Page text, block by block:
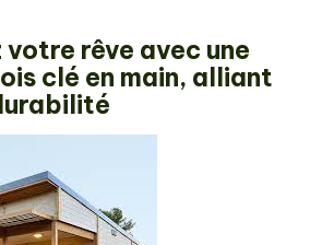
rêve avec une
clé en main, alliant